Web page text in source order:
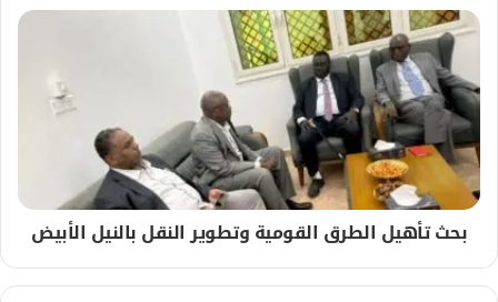
بحث تأهيل الطرق القومية وتطوير النقل بالنيل الأبيض